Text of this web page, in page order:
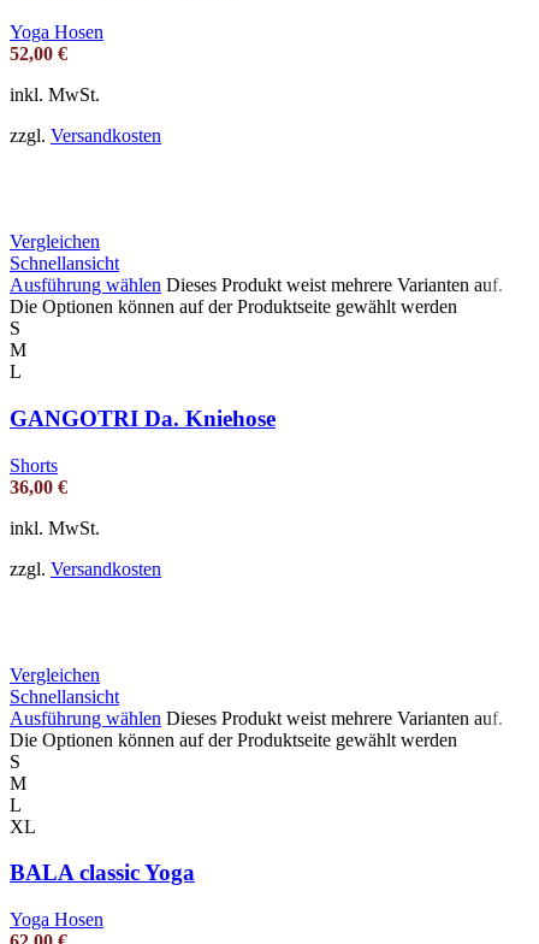
Yoga Hosen
52,00 €
inkl. MwSt.
zzgl. Versandkosten
Vergleichen
Schnellansicht
Ausführung wählen Dieses Produkt weist mehrere Varianten auf.
Die Optionen können auf der Produktseite gewählt werden
S
M
L
GANGOTRI Da. Kniehose
Shorts
36,00 €
inkl. MwSt.
zzgl. Versandkosten
Vergleichen
Schnellansicht
Ausführung wählen Dieses Produkt weist mehrere Varianten auf.
Die Optionen können auf der Produktseite gewählt werden
S
M
L
XL
BALA classic Yoga
Yoga Hosen